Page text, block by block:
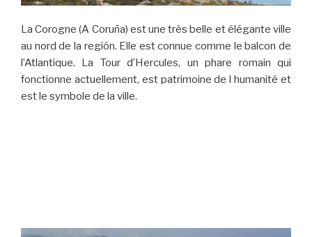
La Corogne (A Coruña) est une très belle et élégante ville
au nord de la región. Elle est connue comme le balcon de
l’Atlantique. La Tour d’Hercules, un phare romain qui
fonctionne actuellement, est patrimoine de l humanité et
est le symbole de la ville.